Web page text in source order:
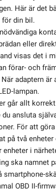
Här är det
för din bil.
eller
visas det i
förar- och
adaptern är
lampan.
går allt
du ansluta
För att
på två enheter
i
ska namnet
smartphone-
OBD II-